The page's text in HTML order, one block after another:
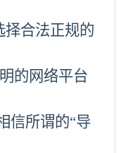
合法正规的
的网络平台
信所谓的“导